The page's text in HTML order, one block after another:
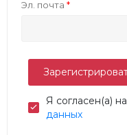
Эл. почта
Я согласен(а) на
данных